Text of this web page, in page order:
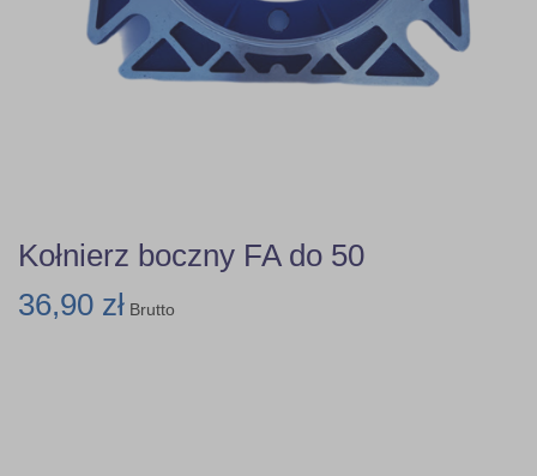
Kołnierz boczny FA do 50
36,90 zł Brutto